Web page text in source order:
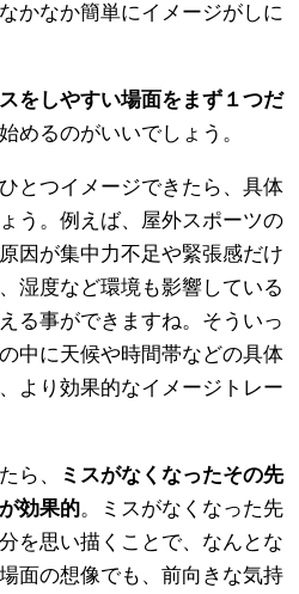
かなか簡単にイメージがしに
をしやすい場面をまず１つだ
めるのがいいでしょう。
とつイメージできたら、具体
う。例えば、屋外スポーツの
因が集中力不足や緊張感だけ
湿度など環境も影響している
る事ができますね。そういっ
中に天候や時間帯などの具体
より効果的なイメージトレー
ら、
ミスがなくなったその先
効果的。ミスがなくなった先
を思い描くことで、なんとな
面の想像でも、前向きな気持